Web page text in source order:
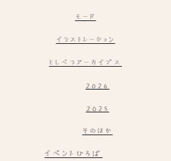
モード
イラストレーション
としべつアーカイブス
2026
2025
そのほか
イベントひろば